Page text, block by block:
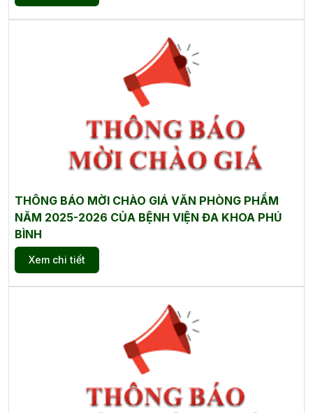
THÔNG BÁO MỜI CHÀO GIÁ VĂN PHÒNG PHẨM
NĂM 2025-2026 CỦA BỆNH VIỆN ĐA KHOA PHÚ
BÌNH
Xem chi tiết